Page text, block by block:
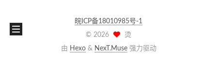
皖ICP备18010985号-1
© 2026
烫
由 Hexo& NexT.Muse强力驱动